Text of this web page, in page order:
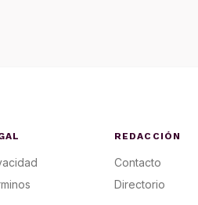
REDACCIÓN
Contacto
Directorio